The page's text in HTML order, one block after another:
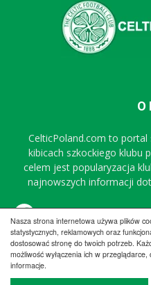
Nasza strona internetowa używa plików
statystycznych, reklamowych oraz
dostosować stronę do twoich potrzeb.
możliwość wyłączenia ich w
informacje.
O
CelticPoland.com to
kibicach szkockiego klubu
celem jest popularyzacja
najnowszych informacji
Regulamin Współpraca